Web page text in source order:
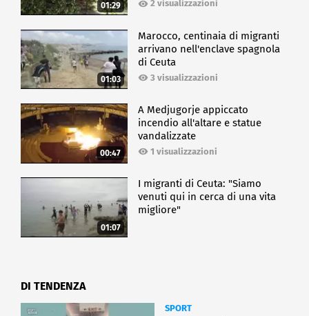
01:29 2 visualizzazioni
01:03
Marocco, centinaia di migranti
arrivano nell'enclave spagnola
di Ceuta
3 visualizzazioni
00:47
A Medjugorje appiccato
incendio all'altare e statue
vandalizzate
1 visualizzazioni
01:07
I migranti di Ceuta: "Siamo
venuti qui in cerca di una vita
migliore"
DI TENDENZA
SPORT